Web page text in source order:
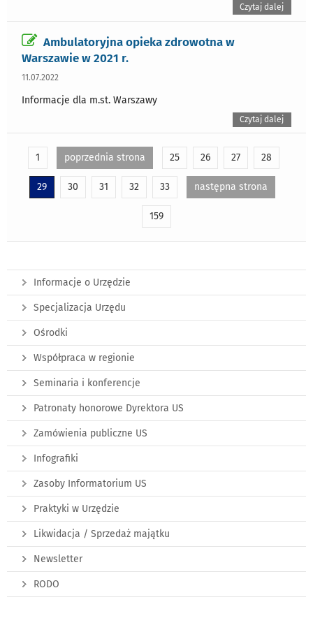
Czytaj dalej
Ambulatoryjna opieka zdrowotna w
Warszawie w 2021 r.
11.07.2022
Informacje dla m.st. Warszawy
Czytaj dalej
1 poprzednia strona 25 26 27 28
29 30 31 32 33 następna strona
159
Informacje o Urzędzie
Specjalizacja Urzędu
Ośrodki
Współpraca w regionie
Seminaria i konferencje
Patronaty honorowe Dyrektora US
Zamówienia publiczne US
Infografiki
Zasoby Informatorium US
Praktyki w Urzędzie
Likwidacja / Sprzedaż majątku
Newsletter
RODO